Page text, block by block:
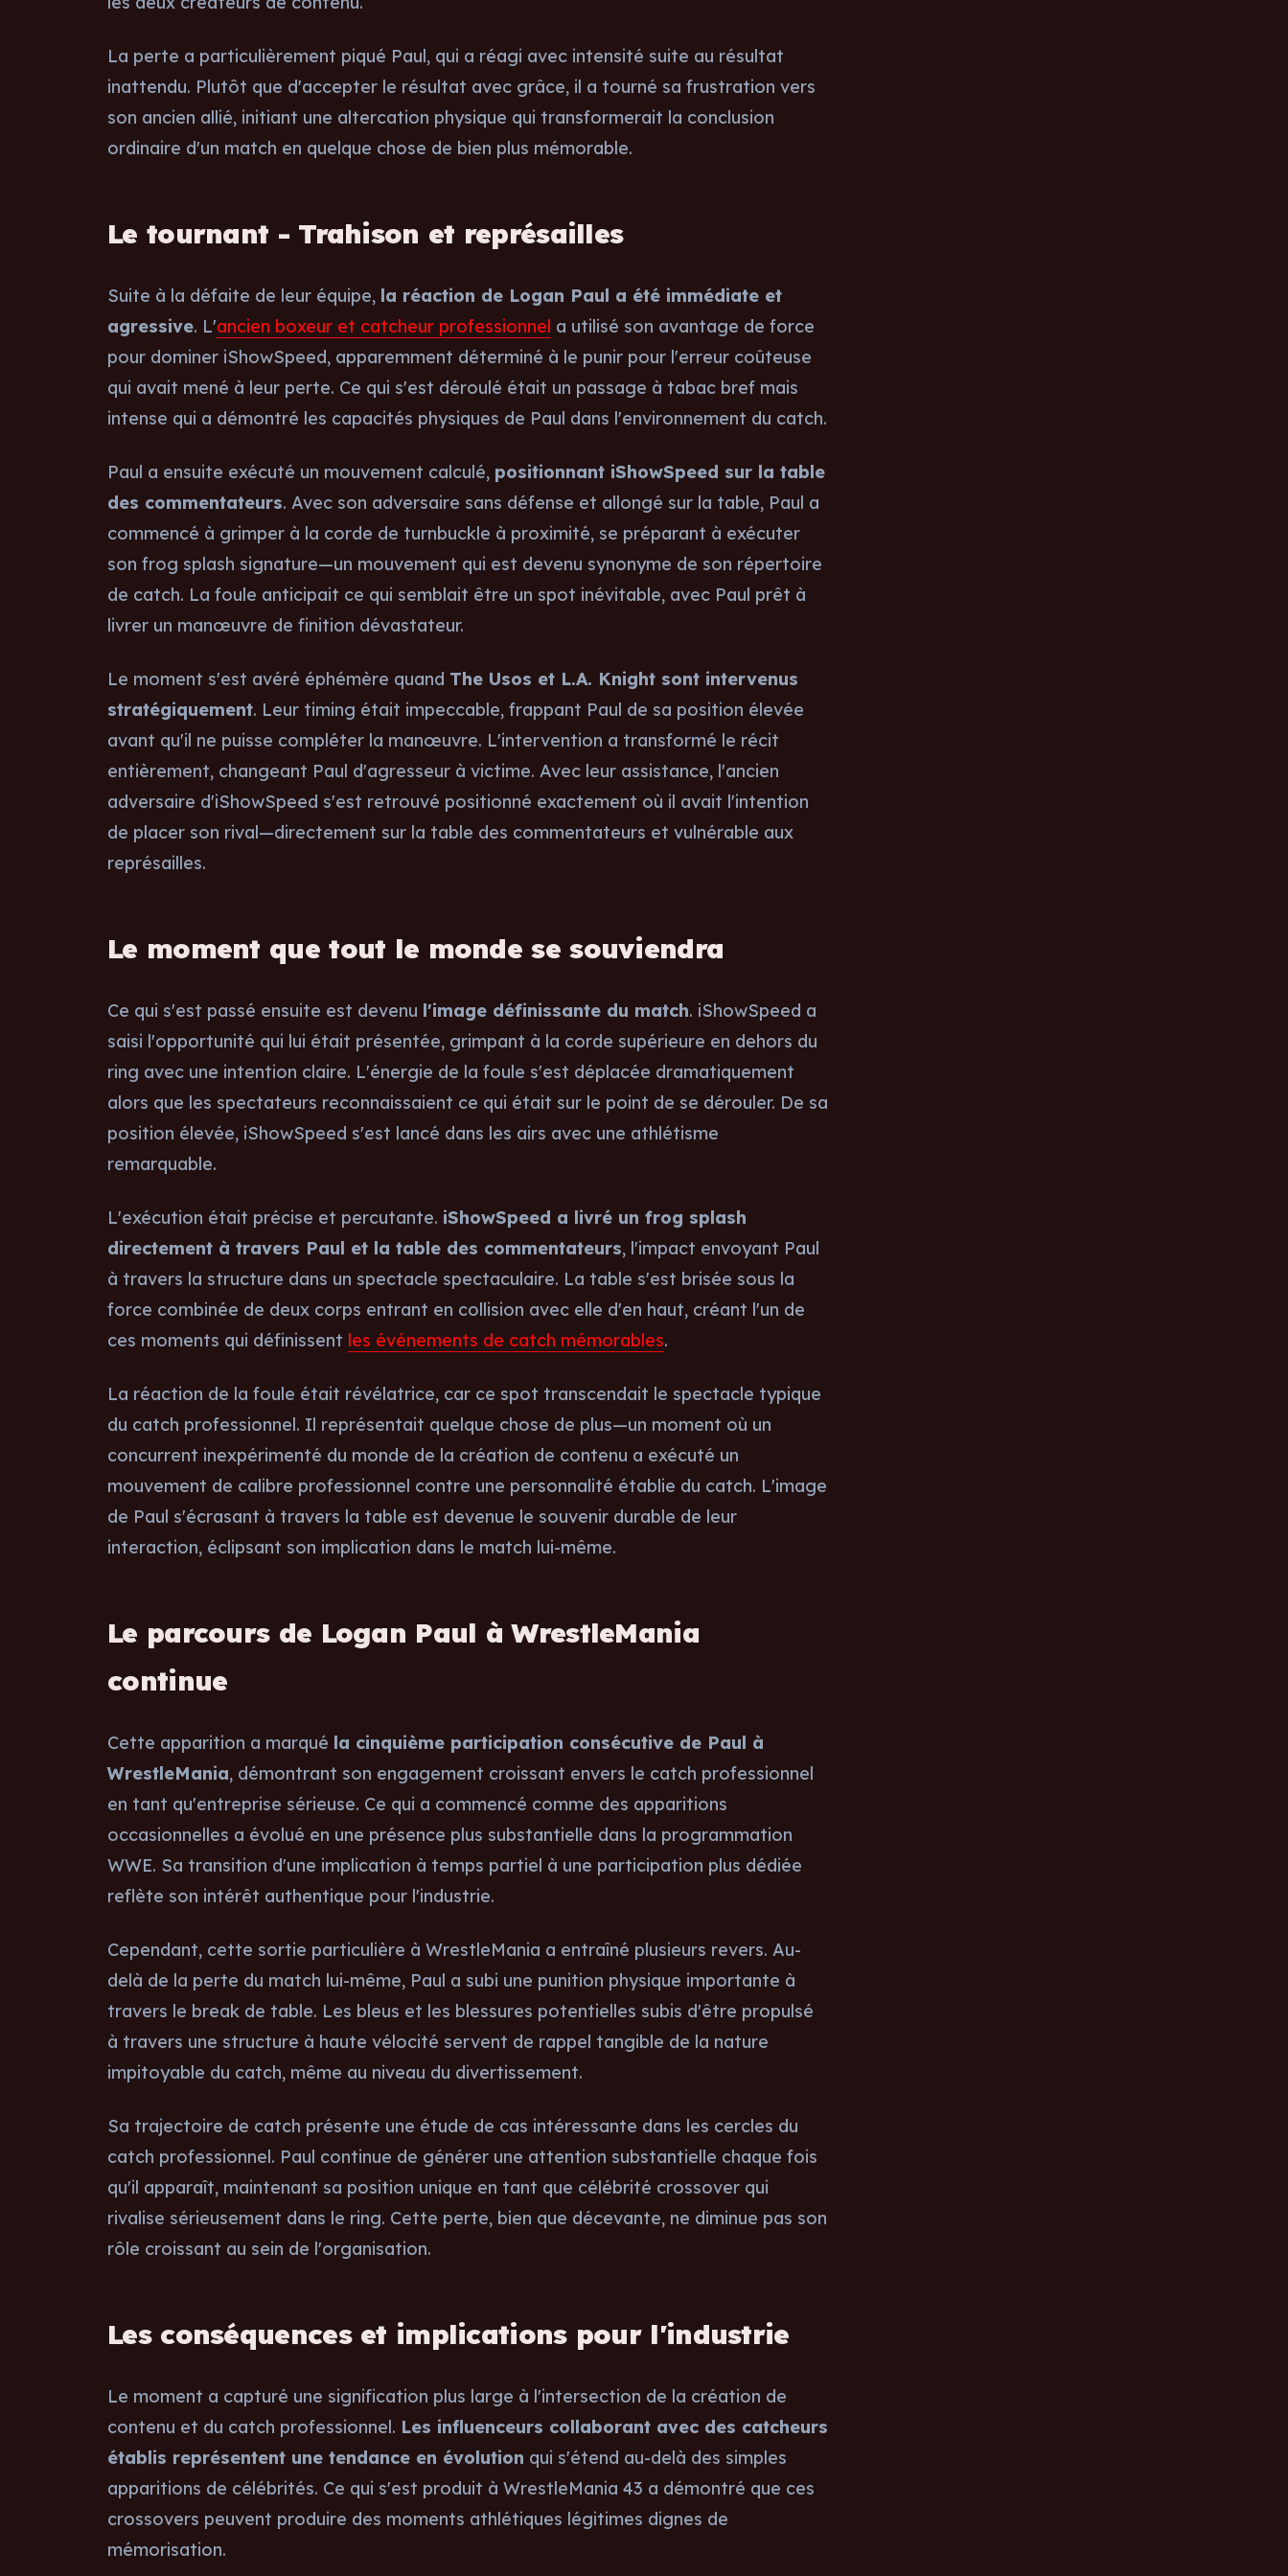
La perte a particulièrement piqué Paul, qui a réagi avec intensité suite au résultat
inattendu. Plutôt que d'accepter le résultat avec grâce, il a tourné sa frustration vers
son ancien allié, initiant une altercation physique qui transformerait la conclusion
ordinaire d'un match en quelque chose de bien plus mémorable.
Le tournant - Trahison et représailles
Suite à la défaite de leur équipe, la réaction de Logan Paul a été immédiate et
agressive. L'ancien boxeur et catcheur professionnel a utilisé son avantage de force
pour dominer iShowSpeed, apparemment déterminé à le punir pour l'erreur coûteuse
qui avait mené à leur perte. Ce qui s'est déroulé était un passage à tabac bref mais
intense qui a démontré les capacités physiques de Paul dans l'environnement du catch.
Paul a ensuite exécuté un mouvement calculé, positionnant iShowSpeed sur la table
des commentateurs. Avec son adversaire sans défense et allongé sur la table, Paul a
commencé à grimper à la corde de turnbuckle à proximité, se préparant à exécuter
son frog splash signature—un mouvement qui est devenu synonyme de son répertoire
de catch. La foule anticipait ce qui semblait être un spot inévitable, avec Paul prêt à
livrer un manœuvre de finition dévastateur.
Le moment s'est avéré éphémère quand The Usos et L.A. Knight sont intervenus
stratégiquement. Leur timing était impeccable, frappant Paul de sa position élevée
avant qu'il ne puisse compléter la manœuvre. L'intervention a transformé le récit
entièrement, changeant Paul d'agresseur à victime. Avec leur assistance, l'ancien
adversaire d'iShowSpeed s'est retrouvé positionné exactement où il avait l'intention
de placer son rival—directement sur la table des commentateurs et vulnérable aux
représailles.
Le moment que tout le monde se souviendra
Ce qui s'est passé ensuite est devenu l'image définissante du match. iShowSpeed a
saisi l'opportunité qui lui était présentée, grimpant à la corde supérieure en dehors du
ring avec une intention claire. L'énergie de la foule s'est déplacée dramatiquement
alors que les spectateurs reconnaissaient ce qui était sur le point de se dérouler. De sa
position élevée, iShowSpeed s'est lancé dans les airs avec une athlétisme
remarquable.
L'exécution était précise et percutante. iShowSpeed a livré un frog splash
directement à travers Paul et la table des commentateurs, l'impact envoyant Paul
à travers la structure dans un spectacle spectaculaire. La table s'est brisée sous la
force combinée de deux corps entrant en collision avec elle d'en haut, créant l'un de
ces moments qui définissent les événements de catch mémorables.
La réaction de la foule était révélatrice, car ce spot transcendait le spectacle typique
du catch professionnel. Il représentait quelque chose de plus—un moment où un
concurrent inexpérimenté du monde de la création de contenu a exécuté un
mouvement de calibre professionnel contre une personnalité établie du catch. L'image
de Paul s'écrasant à travers la table est devenue le souvenir durable de leur
interaction, éclipsant son implication dans le match lui-même.
Le parcours de Logan Paul à WrestleMania
continue
Cette apparition a marqué la cinquième participation consécutive de Paul à
WrestleMania, démontrant son engagement croissant envers le catch professionnel
en tant qu'entreprise sérieuse. Ce qui a commencé comme des apparitions
occasionnelles a évolué en une présence plus substantielle dans la programmation
WWE. Sa transition d'une implication à temps partiel à une participation plus dédiée
reflète son intérêt authentique pour l'industrie.
Cependant, cette sortie particulière à WrestleMania a entraîné plusieurs revers. Au-
delà de la perte du match lui-même, Paul a subi une punition physique importante à
travers le break de table. Les bleus et les blessures potentielles subis d'être propulsé
à travers une structure à haute vélocité servent de rappel tangible de la nature
impitoyable du catch, même au niveau du divertissement.
Sa trajectoire de catch présente une étude de cas intéressante dans les cercles du
catch professionnel. Paul continue de générer une attention substantielle chaque fois
qu'il apparaît, maintenant sa position unique en tant que célébrité crossover qui
rivalise sérieusement dans le ring. Cette perte, bien que décevante, ne diminue pas son
rôle croissant au sein de l'organisation.
Les conséquences et implications pour l'industrie
Le moment a capturé une signification plus large à l'intersection de la création de
contenu et du catch professionnel. Les influenceurs collaborant avec des catcheurs
établis représentent une tendance en évolution qui s'étend au-delà des simples
apparitions de célébrités. Ce qui s'est produit à WrestleMania 43 a démontré que ces
crossovers peuvent produire des moments athlétiques légitimes dignes de
mémorisation.